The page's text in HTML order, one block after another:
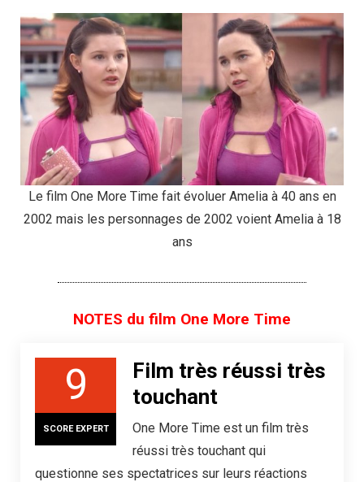
Le film One More Time fait évoluer Amelia à 40 ans en
2002 mais les personnages de 2002 voient Amelia à 18
ans
NOTES du film One More Time
9
SCORE EXPERT
Film très réussi très
touchant
One More Time est un film très
réussi très touchant qui
questionne ses spectatrices sur leurs réactions